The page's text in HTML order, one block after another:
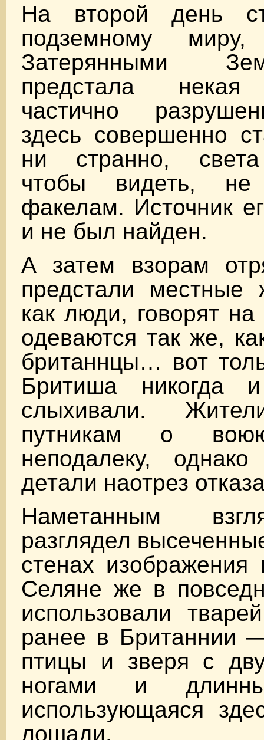
На второй день
подземному миру,
Затерянными
предстала некая
частично
здесь совершенно
ни странно, света
чтобы видеть,
факелам. Источник
и не был найден.
А затем взорам
предстали местные
как люди, говорят
одеваются так же,
британнцы… вот
Бритиша никогда
слыхивали.
путникам о
неподалеку,
детали наотрез
Наметанным
разглядел
стенах
Селяне же в
использовали
ранее в Британнии
птицы и зверя с
ногами и
использующаяся
лошади.